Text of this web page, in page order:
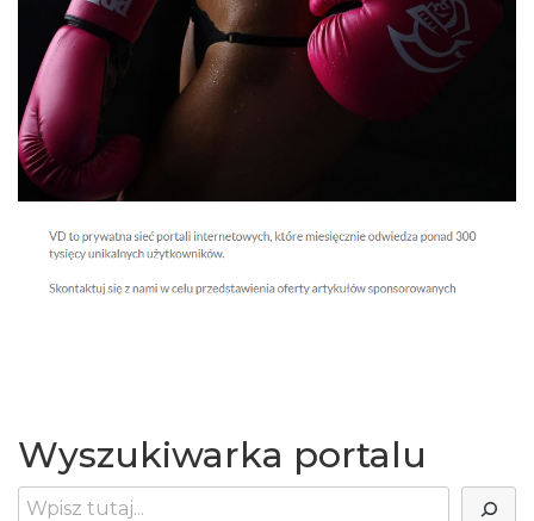
Wyszukiwarka portalu
Szukaj